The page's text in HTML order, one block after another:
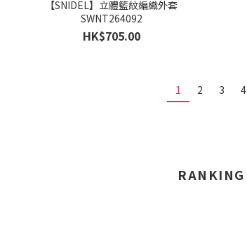
【SNIDEL】立體籃紋編織外套
SWNT264092
HK$705.00
1 2 3 4
RANKING